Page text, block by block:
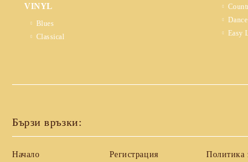
VINYL
Blues
Classical
Easy
Бързи връзки:
Начало Регистрация Политика